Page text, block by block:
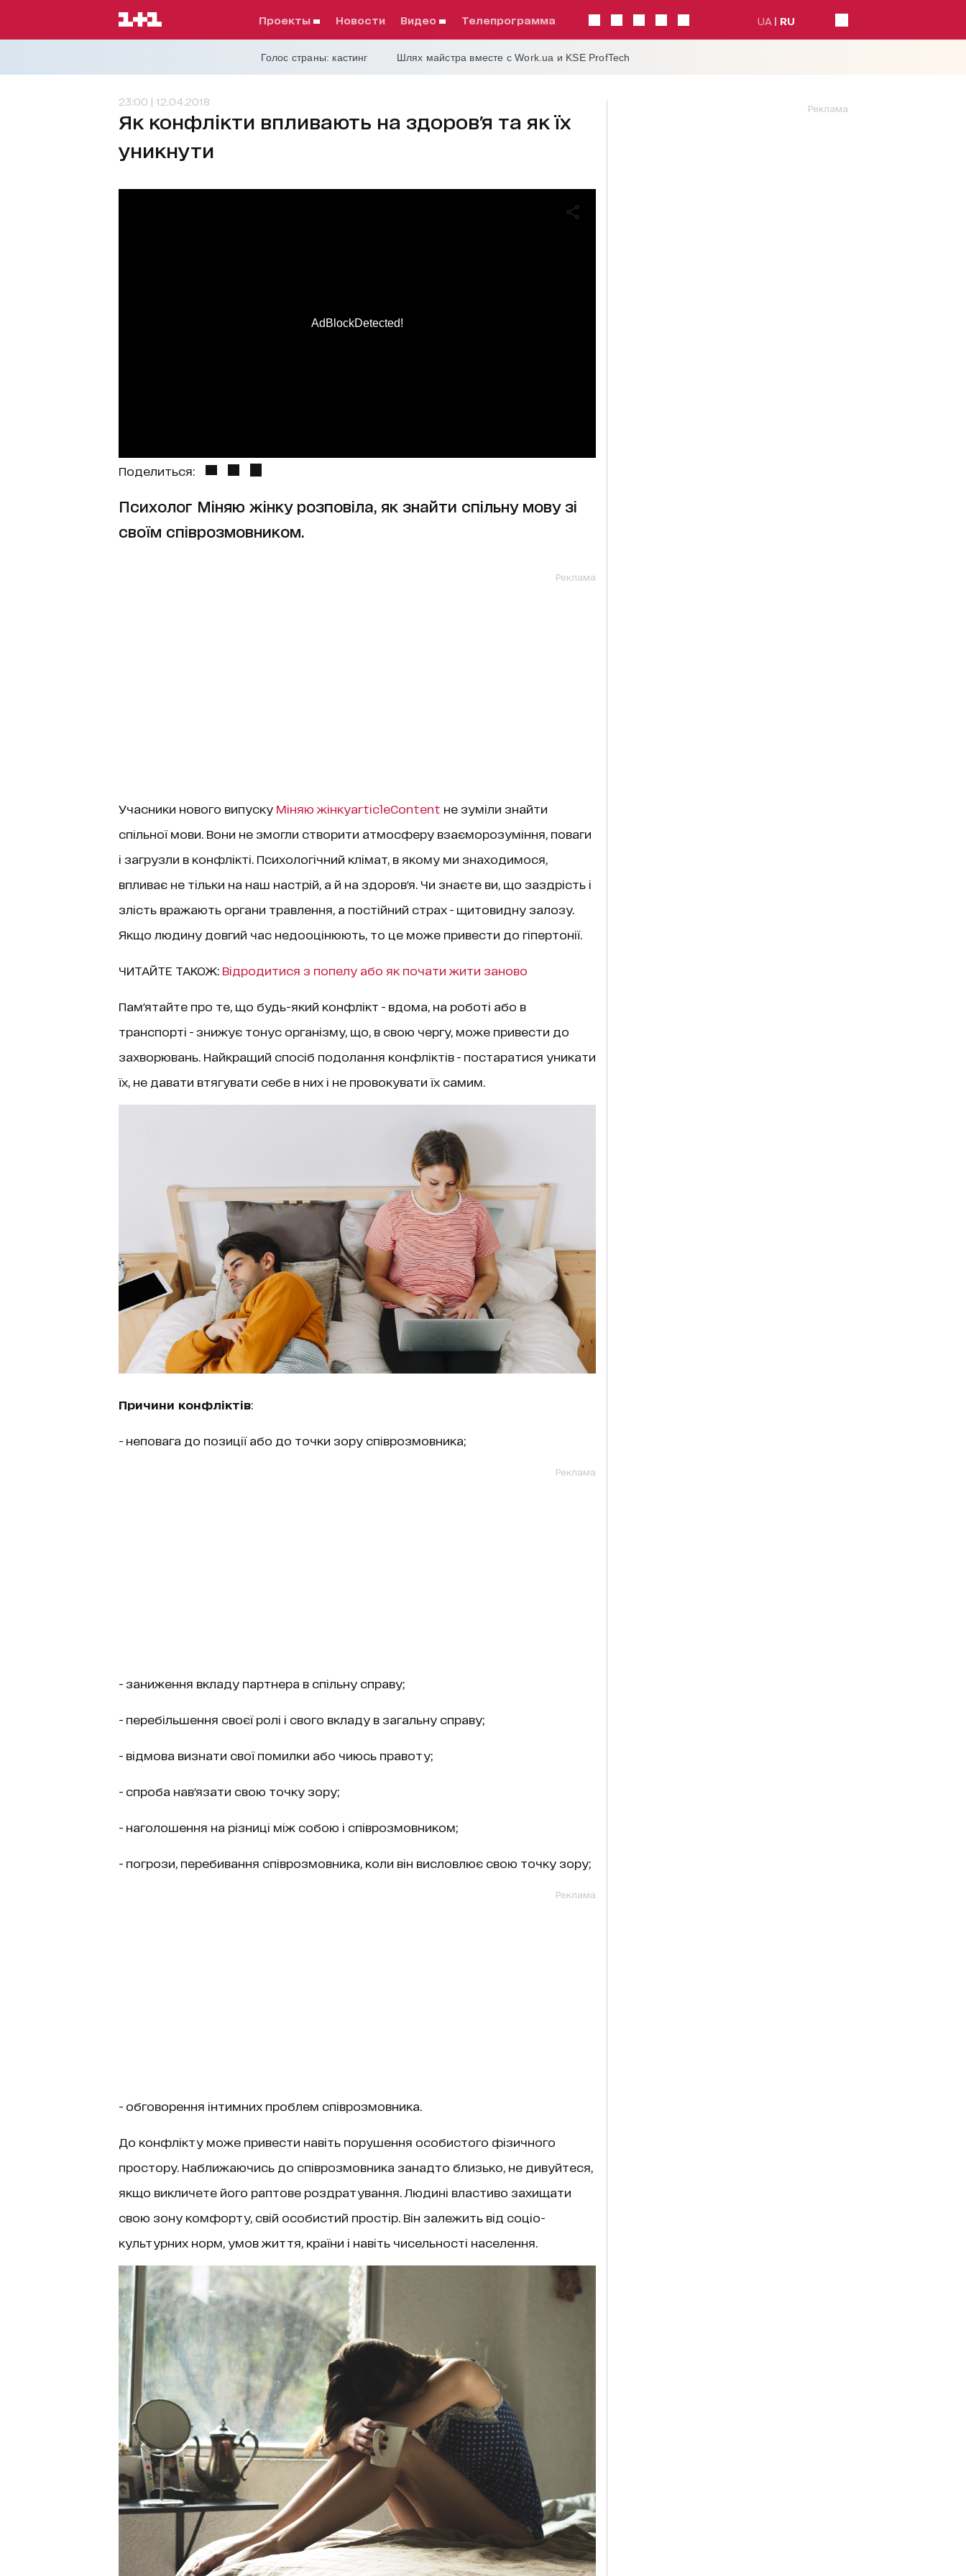
проекты Новости видео телепрограмма UA RU
Голос страны: кастинг Шлях майстра вместе с Work.ua и KSE ProfTech
23:00 | 12.04.2018
Як конфлікти впливають на здоров'я та як їх
уникнути
AdBlockDetected!
Поделиться:
Психолог Міняю жінку розповіла, як знайти спільну мову зі
своїм співрозмовником.
Реклама
Учасники нового випуску Міняю жінкуarticleContent не зуміли знайти
спільної мови. Вони не змогли створити атмосферу взаєморозуміння, поваги
і загрузли в конфлікті. Психологічний клімат, в якому ми знаходимося,
впливає не тільки на наш настрій, а й на здоров'я. Чи знаєте ви, що заздрість і
злість вражають органи травлення, а постійний страх - щитовидну залозу.
Якщо людину довгий час недооцінюють, то це може привести до гіпертонії.
ЧИТАЙТЕ ТАКОЖ: Відродитися з попелу або як почати жити заново
Пам'ятайте про те, що будь-який конфлікт - вдома, на роботі або в
транспорті - знижує тонус організму, що, в свою чергу, може привести до
захворювань. Найкращий спосіб подолання конфліктів - постаратися уникати
їх, не давати втягувати себе в них і не провокувати їх самим.
Причини конфліктів:
- неповага до позиції або до точки зору співрозмовника;
Реклама
- заниження вкладу партнера в спільну справу;
- перебільшення своєї ролі і свого вкладу в загальну справу;
- відмова визнати свої помилки або чиюсь правоту;
- спроба нав'язати свою точку зору;
- наголошення на різниці між собою і співрозмовником;
- погрози, перебивання співрозмовника, коли він висловлює свою точку зору;
Реклама
- обговорення інтимних проблем співрозмовника.
До конфлікту може привести навіть порушення особистого фізичного
простору. Наближаючись до співрозмовника занадто близько, не дивуйтеся,
якщо викличете його раптове роздратування. Людині властиво захищати
свою зону комфорту, свій особистий простір. Він залежить від соціо-
культурних норм, умов життя, країни і навіть чисельності населення.
Реклама